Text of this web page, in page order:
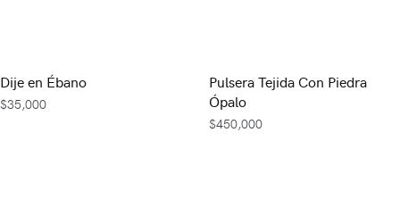
Dije en Ébano
$35,000
Pulsera Tejida Con Piedra
Ópalo
$450,000